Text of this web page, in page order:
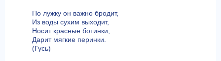
По лужку он важно бродит,
Из воды сухим выходит,
Носит красные ботинки,
Дарит мягкие перинки.
(Гусь)